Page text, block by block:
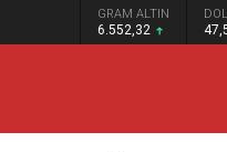
GRAM ALTIN
6.552,32